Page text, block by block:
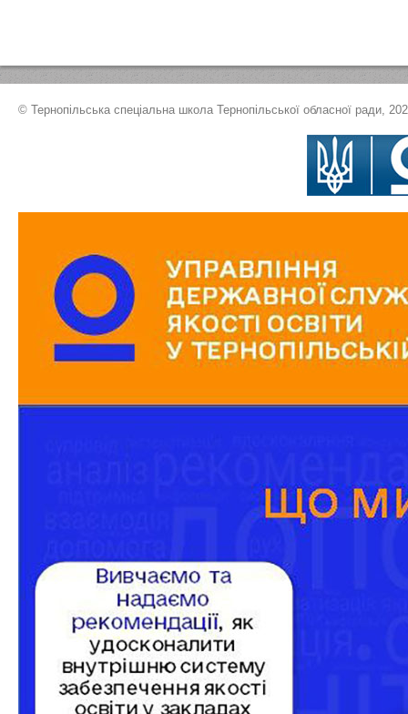
© Тернопільська спеціальна школа Тернопільської обласної ради,